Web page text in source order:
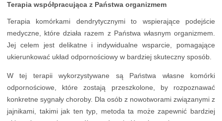
Terapia współpracująca z Państwa organizmem
Terapia komórkami dendrytycznymi to wspierające podejście
medyczne, które działa razem z Państwa własnym organizmem.
Jej celem jest delikatne i indywidualne wsparcie, pomagające
ukierunkować układ odpornościowy w bardziej skuteczny sposób.
W tej terapii wykorzystywane są Państwa własne komórki
odpornościowe, które zostają przeszkolone, by rozpoznawać
konkretne sygnały choroby. Dla osób z nowotworami związanymi z
jajnikami, takimi jak ten typ, metoda ta może zapewnić bardziej